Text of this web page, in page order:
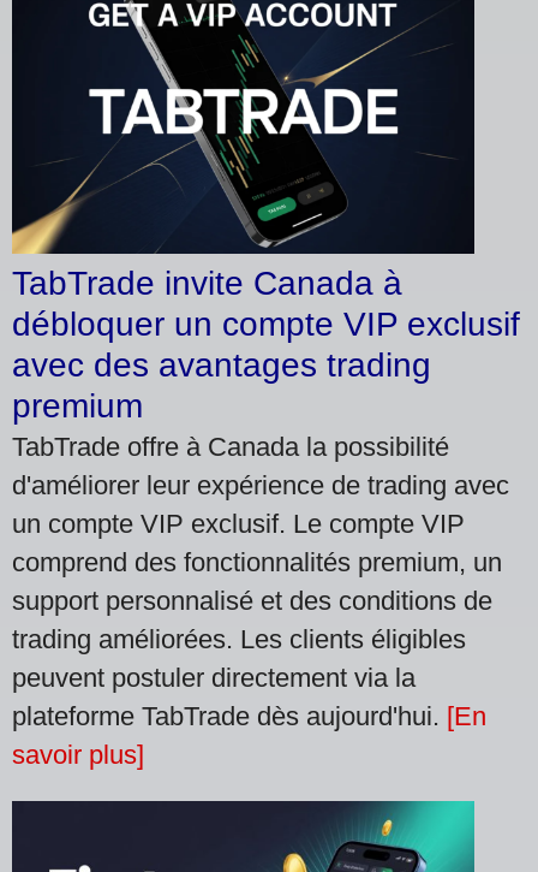
TabTrade invite Canada à
débloquer un compte VIP exclusif
avec des avantages trading
premium
TabTrade offre à Canada la possibilité
d'améliorer leur expérience de trading avec
un compte VIP exclusif. Le compte VIP
comprend des fonctionnalités premium, un
support personnalisé et des conditions de
trading améliorées. Les clients éligibles
peuvent postuler directement via la
plateforme TabTrade dès aujourd'hui. [En
savoir plus]